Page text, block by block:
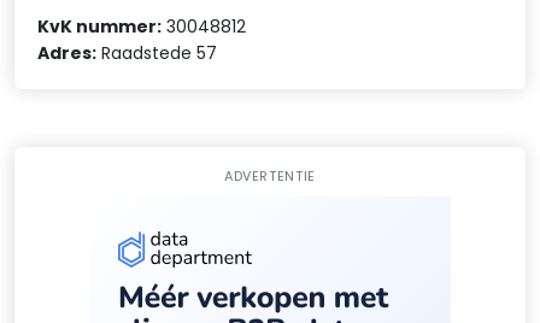
KvK nummer: 30048812
Adres: Raadstede 57
ADVERTENTIE